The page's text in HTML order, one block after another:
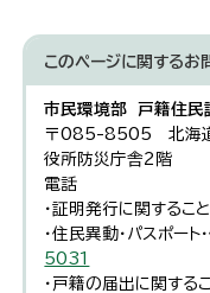
このページに関するお
市民環境部 戸籍住民
〒085-8505 北海
役所防災庁舎2階
電話
・証明発行に関すること
・住民異動・パスポー
5031
・戸籍の届出に関する